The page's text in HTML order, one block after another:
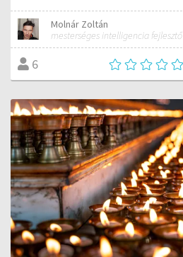
Molnár Zoltán
mesterséges intelligencia fejlesztő
6